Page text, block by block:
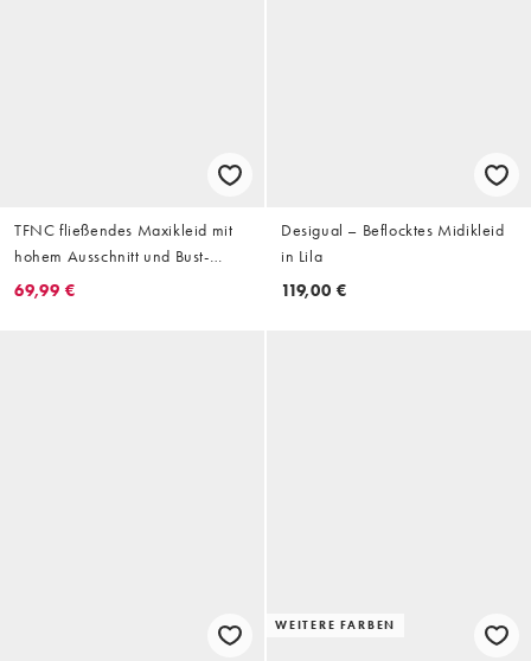
TFNC fließendes Maxikleid mit
hohem Ausschnitt und Bust-
Detail in leuchtendem Grün
69,99 €
Desigual – Beflocktes Midikleid
in Lila
119,00 €
WEITERE FARBEN